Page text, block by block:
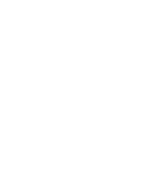
αστυνομικούς, οι οποίοι
εκπαίδευσή τους
καθήκοντα.
ο Δήμος παρέλαβε
οποία θα
μετακινήσεις των